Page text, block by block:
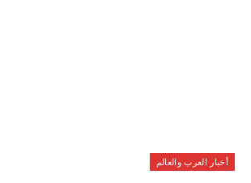
أخبار العرب والعالم